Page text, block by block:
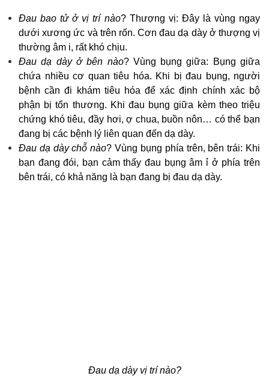
Đau bao tử ở vị trí nào? Thượng vị: Đây là vùng ngay
dưới xương ức và trên rốn. Cơn đau dạ dày ở thượng vị
thường âm i, rất khó chịu.
Đau dạ dày ở bên nào? Vùng bụng giữa: Bụng giữa
chứa nhiều cơ quan tiêu hóa. Khi bị đau bụng, người
bệnh cần đi khám tiêu hóa để xác định chính xác bộ
phận bị tổn thương. Khi đau bụng giữa kèm theo triệu
chứng khó tiêu, đầy hơi, ợ chua, buồn nôn… có thể bạn
đang bị các bệnh lý liên quan đến dạ dày.
Đau dạ dày chỗ nào?Vùng bụng phía trên, bên trái: Khi
bạn đang đói, bạn cảm thấy đau bụng âm ỉ ở phía trên
bên trái, có khả năng là bạn đang bị đau dạ dày.
Đau dạ dày vị trí nào?